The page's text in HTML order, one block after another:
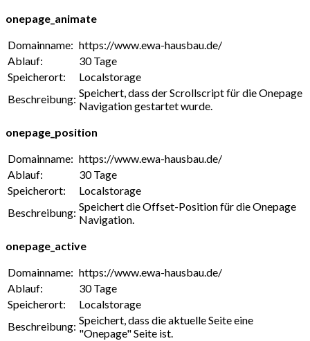
onepage_animate
Domainname: https://www.ewa-hausbau.de/
Ablauf:
30 Tage
Speicherort:
Localstorage
Beschreibung: Speichert, dass der Scrollscript für die Onepage
Navigation gestartet wurde.
onepage_position
Domainname: https://www.ewa-hausbau.de/
Ablauf:
30 Tage
Speicherort:
Localstorage
Beschreibung: Speichert die Offset-Position für die Onepage
Navigation.
onepage_active
Domainname: https://www.ewa-hausbau.de/
Ablauf:
30 Tage
Speicherort:
Localstorage
Beschreibung: Speichert, dass die aktuelle Seite eine
"Onepage" Seite ist.